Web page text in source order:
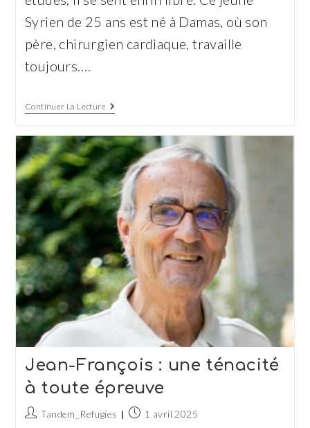
Syrien de 25 ans est né à Damas, où son
père, chirurgien cardiaque, travaille
toujours.…
Continuer La LectureHazem,
Un
Homme
Qui
Dessine
Son
Avenir
Jean-François : une ténacité
à toute épreuve
Auteur/autrice
Tandem_Refugies
Publication
1 avril 2025